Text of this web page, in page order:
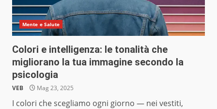
Mente e Salute
Colori e intelligenza: le tonalità che
migliorano la tua immagine secondo la
psicologia
VEB Mag 23, 2025
I colori che scegliamo ogni giorno — nei vestiti,